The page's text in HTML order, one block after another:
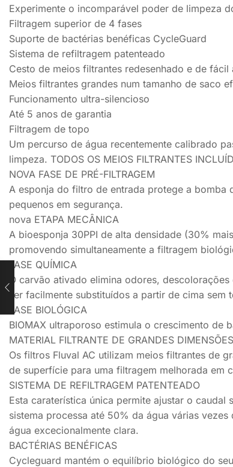
Experimente o incomparável poder de limpeza
Filtragem superior de 4 fases
Suporte de bactérias benéficas CycleGuard
Sistema de refiltragem patenteado
Cesto de meios filtrantes redesenhado e de fácil
Meios filtrantes grandes num tamanho de saco
Funcionamento ultra-silencioso
Até 5 anos de garantia
Filtragem de topo
Um percurso de água recentemente calibrado
limpeza. TODOS OS MEIOS FILTRANTES
NOVA FASE DE PRÉ-FILTRAGEM
A esponja do filtro de entrada protege a bomba
pequenos em segurança.
nova ETAPA MECÂNICA
A bioesponja 30PPI de alta densidade (30%
promovendo simultaneamente a filtragem
FASE QUÍMICA
O carvão ativado elimina odores,
ser facilmente substituídos a partir de cima sem
FASE BIOLÓGICA
BIOMAX ultraporoso estimula o crescimento de
MATERIAL FILTRANTE DE GRANDES DIMENSÕES
Os filtros Fluval AC utilizam meios filtrantes de
de superfície para uma filtragem melhorada em
SISTEMA DE REFILTRAGEM PATENTEADO
Esta caraterística única permite ajustar o
sistema processa até 50% da água várias
água excecionalmente clara.
BACTÉRIAS BENÉFICAS
Cycleguard mantém o equilíbrio biológico do